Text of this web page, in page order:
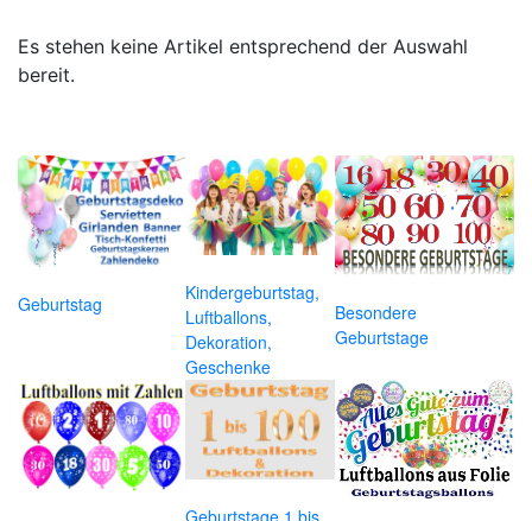
Es stehen keine Artikel entsprechend der Auswahl
bereit.
Geburtstag
Kindergeburtstag,
Luftballons,
Dekoration,
Geschenke
Besondere
Geburtstage
Geburtstage 1 bis